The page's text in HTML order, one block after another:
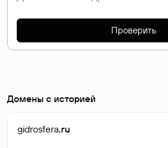
Проверить
Домены с историей
gidrosfera.ru